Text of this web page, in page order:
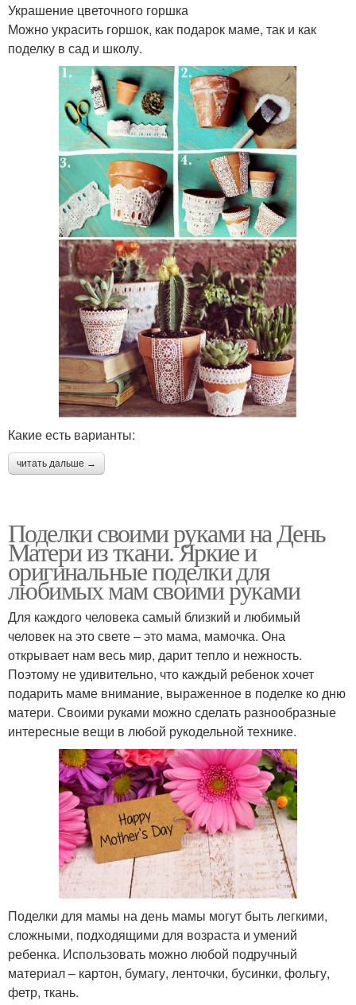
Украшение цветочного горшка
Можно украсить горшок, как подарок маме, так и как
поделку в сад и школу.
Какие есть варианты:
читать дальше →
Поделки своими руками на День
Матери из ткани. Яркие и
оригинальные поделки для
любимых мам своими руками
Для каждого человека самый близкий и любимый
человек на это свете – это мама, мамочка. Она
открывает нам весь мир, дарит тепло и нежность.
Поэтому не удивительно, что каждый ребенок хочет
подарить маме внимание, выраженное в поделке ко дню
матери. Своими руками можно сделать разнообразные
интересные вещи в любой рукодельной технике.
Поделки для мамы на день мамы могут быть легкими,
сложными, подходящими для возраста и умений
ребенка. Использовать можно любой подручный
материал – картон, бумагу, ленточки, бусинки, фольгу,
фетр, ткань.